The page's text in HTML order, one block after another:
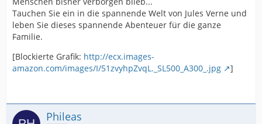
Tauchen Sie ein in die spannende Welt von Jules Verne und
leben Sie dieses spannende Abenteuer für die ganze
Familie.
[Blockierte Grafik: http://ecx.images-
amazon.com/images/I/51zvyhpZvqL._SL500_A300_.jpg
]
Phileas